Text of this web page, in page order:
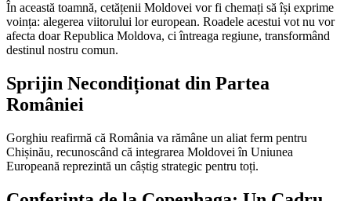
În această toamnă, cetățenii Moldovei vor fi chemați să își exprime
voința: alegerea viitorului lor european. Roadele acestui vot nu vor
afecta doar Republica Moldova, ci întreaga regiune, transformând
destinul nostru comun.
Sprijin Necondiționat din Partea
României
Gorghiu reafirmă că România va rămâne un aliat ferm pentru
Chișinău, recunoscând că integrarea Moldovei în Uniunea
Europeană reprezintă un câștig strategic pentru toți.